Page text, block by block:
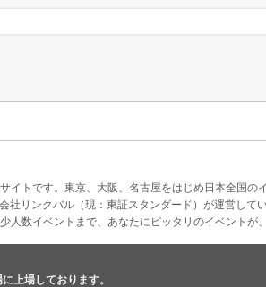
トです。東京、大阪、名古屋をはじめ日本全国の
リンクバル（現：東証スタンダード）が運営して
数イベントまで、あなたにピッタリのイベントが
上場しております。